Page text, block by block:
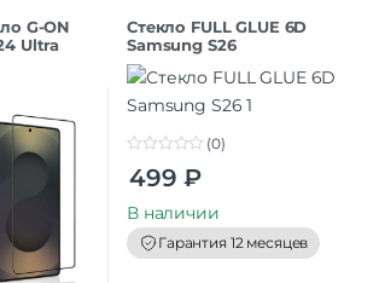
G-ON
Ultra
Стекло FULL GLUE 6D
Samsung S26
o
t
o
f
5
(0)
499 ₽
В наличии
Гарантия 12 месяцев